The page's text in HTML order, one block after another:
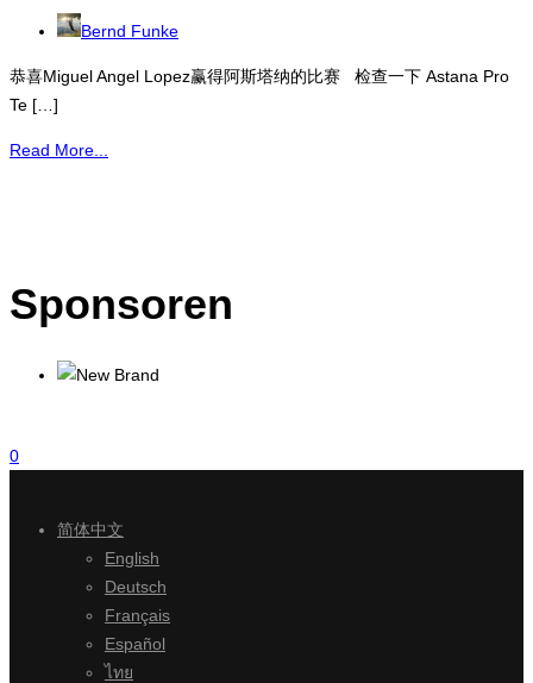
Bernd Funke
恭喜Miguel Angel Lopez赢得阿斯塔纳的比赛 检查一下 Astana Pro
Te […]
Read More...
Sponsoren
0
简体中文
English
Deutsch
Français
Español
ไทย